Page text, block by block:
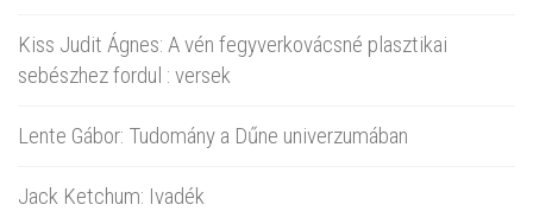
Kiss Judit Ágnes: A vén fegyverkovácsné plasztikai
sebészhez fordul : versek
Lente Gábor: Tudomány a Dűne univerzumában
Jack Ketchum: Ivadék